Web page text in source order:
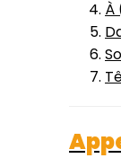
À